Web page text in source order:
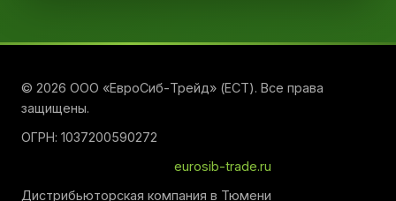
© 2026 ООО «ЕвроСиб-Трейд» (ЕСТ). Все права
защищены.
ОГРН: 1037200590272
eurosib-trade.ru
Дистрибьюторская компания в Тюмени